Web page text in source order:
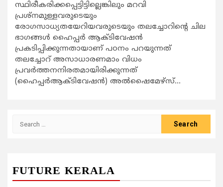
സ്ഥിരീകരിക്കപ്പെട്ടിട്ടില്ലെങ്കിലും മറവി
പ്രശ്നമുള്ളവരുടെയും
രോഗസാധ്യതയേറിയവരുടെയും തലച്ചോറിന്റെ ചില
ഭാഗങ്ങൾ ഹൈപ്പർ ആക്ടിവേഷൻ
പ്രകടിപ്പിക്കുന്നതായാണ് പഠനം പറയുന്നത്
തലച്ചോറ് അസാധാരണമാം വിധം
പ്രവർത്തനനിരതമായിരിക്കുന്നത്
(ഹൈപ്പർആക്ടിവേഷൻ) അൽഷൈമേഴ്സ്...
FUTURE KERALA